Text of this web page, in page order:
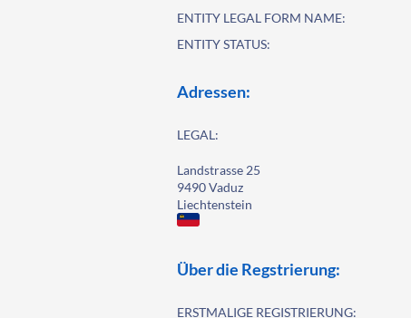
ENTITY LEGAL FORM NAME:
ENTITY STATUS:
Adressen:
LEGAL:
Landstrasse 25
9490 Vaduz
Liechtenstein
Über die Regstrierung:
ERSTMALIGE REGISTRIERUNG: